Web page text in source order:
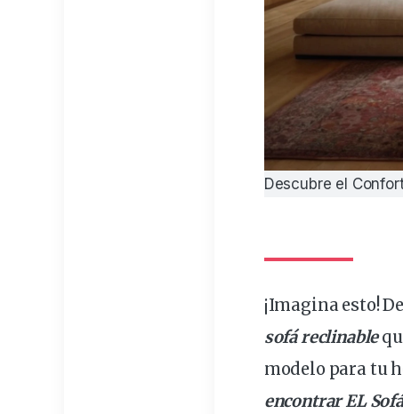
Descubre el
¡Imagina esto!
sofáreclinable
modelopara tu
encontrarEL